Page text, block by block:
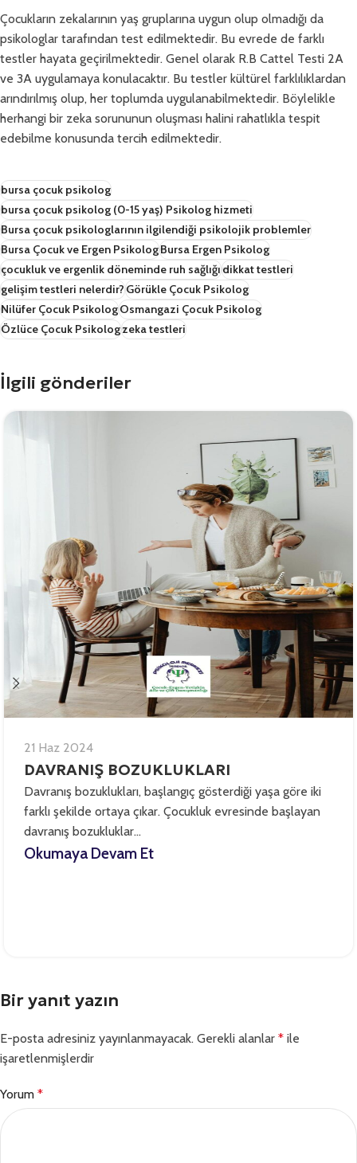
Çocukların zekalarının yaş gruplarına uygun olup olmadığı da
psikologlar tarafından test edilmektedir. Bu evrede de farklı
testler hayata geçirilmektedir. Genel olarak R.B Cattel Testi 2A
ve 3A uygulamaya konulacaktır. Bu testler kültürel farklılıklardan
arındırılmış olup, her toplumda uygulanabilmektedir. Böylelikle
herhangi bir zeka sorununun oluşması halini rahatlıkla tespit
edebilme konusunda tercih edilmektedir.
bursa çocuk psikolog
bursa çocuk psikolog (0-15 yaş) Psikolog hizmeti
Bursa çocuk psikologlarının ilgilendiği psikolojik problemler
Bursa Çocuk ve Ergen PsikologBursa Ergen Psikolog
çocukluk ve ergenlik döneminde ruh sağlığıdikkat testleri
gelişim testleri nelerdir?Görükle Çocuk Psikolog
Nilüfer Çocuk PsikologOsmangazi Çocuk Psikolog
Özlüce Çocuk Psikologzeka testleri
İlgili gönderiler
21 Haz 2024
DAVRANIŞ BOZUKLUKLARI
Davranış bozuklukları, başlangıç gösterdiği yaşa göre iki
farklı şekilde ortaya çıkar. Çocukluk evresinde başlayan
davranış bozukluklar...
Okumaya Devam Et
Bir yanıt yazın
E-posta adresiniz yayınlanmayacak. Gerekli alanlar * ile
işaretlenmişlerdir
Yorum *